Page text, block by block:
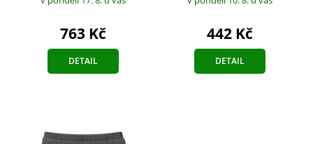
763 Kč
DETAIL
442 Kč
DETAIL